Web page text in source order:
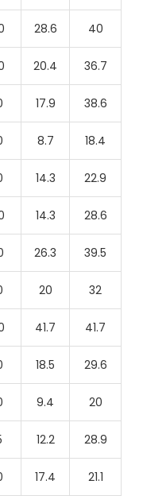
28.6 40
20.4 36.7
17.9 38.6
8.7 18.4
14.3 22.9
14.3 28.6
26.3 39.5
20 32
41.7 41.7
18.5 29.6
9.4 20
12.2 28.9
17.4 21.1